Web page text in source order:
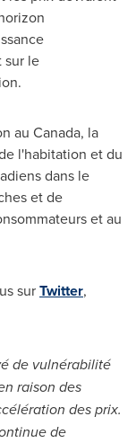
sur le
au Canada, la
l'habitation et du
dans le
et de
et au
surTwitter,
de vulnérabilité
raison des
des prix.
de